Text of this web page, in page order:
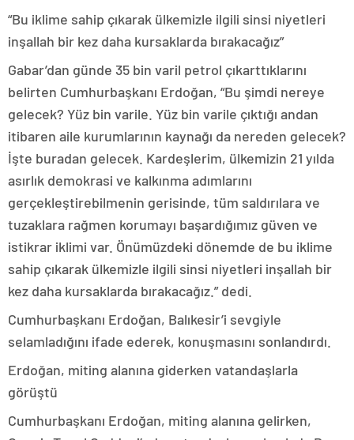
“Bu iklime sahip çıkarak ülkemizle ilgili sinsi niyetleri
inşallah bir kez daha kursaklarda bırakacağız”
Gabar’dan günde 35 bin varil petrol çıkarttıklarını
belirten Cumhurbaşkanı Erdoğan, “Bu şimdi nereye
gelecek? Yüz bin varile. Yüz bin varile çıktığı andan
itibaren aile kurumlarının kaynağı da nereden gelecek?
İşte buradan gelecek. Kardeşlerim, ülkemizin 21 yılda
asırlık demokrasi ve kalkınma adımlarını
gerçekleştirebilmenin gerisinde, tüm saldırılara ve
tuzaklara rağmen korumayı başardığımız güven ve
istikrar iklimi var. Önümüzdeki dönemde de bu iklime
sahip çıkarak ülkemizle ilgili sinsi niyetleri inşallah bir
kez daha kursaklarda bırakacağız.” dedi.
Cumhurbaşkanı Erdoğan, Balıkesir’i sevgiyle
selamladığını ifade ederek, konuşmasını sonlandırdı.
Erdoğan, miting alanına giderken vatandaşlarla
görüştü
Cumhurbaşkanı Erdoğan, miting alanına gelirken,